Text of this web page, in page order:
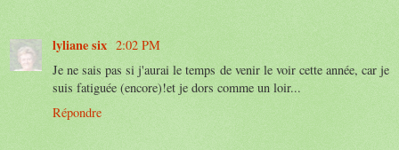
lyliane six 2:02 PM
Je ne sais pas si j'aurai le temps de venir le voir cette année, car je
suis fatiguée (encore)!et je dors comme un loir...
Répondre